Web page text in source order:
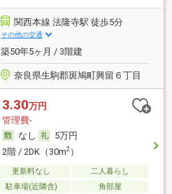
関西本線 法隆寺駅 徒歩5分
その他の交通
築50年5ヶ月 / 3階建
奈良県生駒郡斑鳩町興留６丁目
3.30万円
管理費-
なし
5万円
2階 / 2DK（30m2）
更新料なし
二人暮らし
駐車場(近隣含) 角部屋